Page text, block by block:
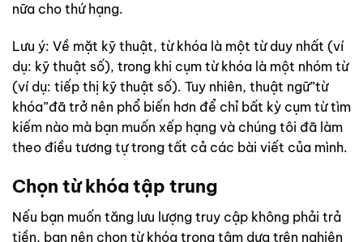
nữa cho thứ hạng.
Lưu ý: Về mặt kỹ thuật, từ khóa là một từ duy nhất (ví
dụ: kỹ thuật số), trong khi cụm từ khóa là một nhóm từ
(ví dụ: tiếp thị kỹ thuật số). Tuy nhiên, thuật ngữ”từ
khóa”đã trở nên phổ biến hơn để chỉ bất kỳ cụm từ tìm
kiếm nào mà bạn muốn xếp hạng và chúng tôi đã làm
theo điều tương tự trong tất cả các bài viết của mình.
Chọn từ khóa tập trung
Nếu bạn muốn tăng lưu lượng truy cập không phải trả
tiền, bạn nên chọn từ khóa trọng tâm dựa trên nghiên